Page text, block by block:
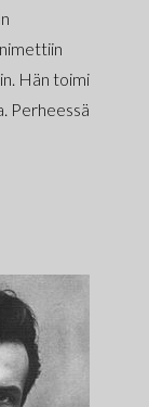
Hän toimi
Perheessä